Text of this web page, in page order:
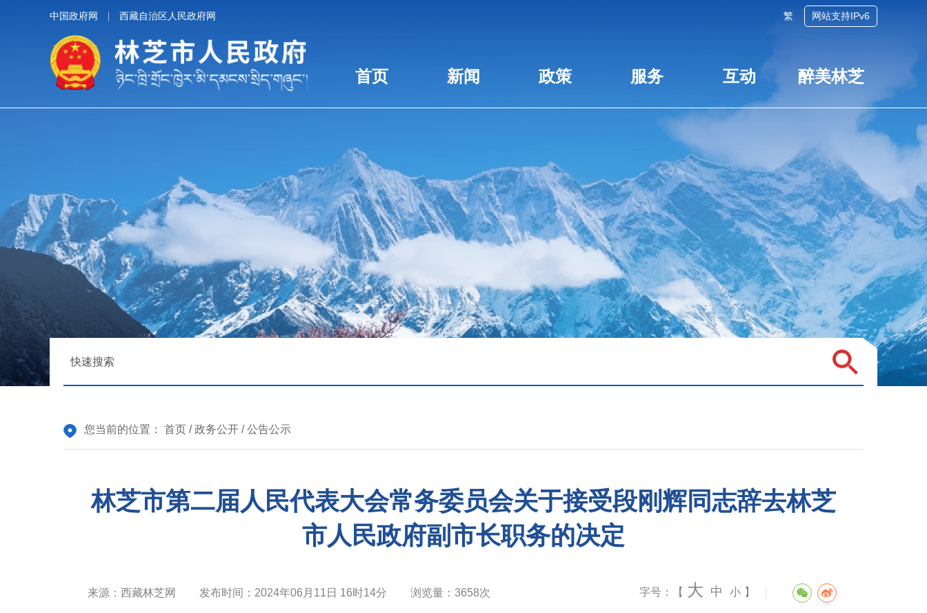
中国政府网 西藏自治区人民政府网 繁 网站支持IPv6
首页 新闻 政策 服务 互动 醉美林芝
您当前的位置： 首页 /政务公开 /公告公示
林芝市第二届人民代表大会常务委员会关于接受段刚辉同志辞去林芝
市人民政府副市长职务的决定
来源： 西藏林芝网 发布时间： 2024年06月11日 16时14分 浏览量： 3658次 字号：【 大 中 小 】